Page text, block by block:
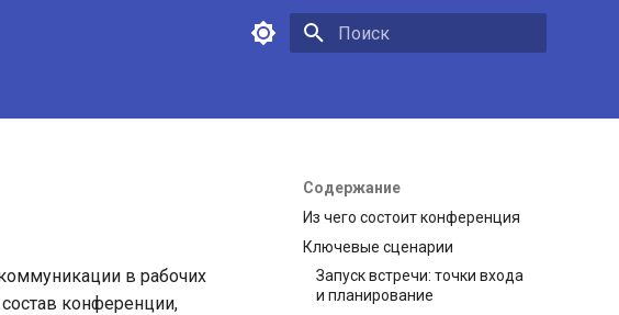
Содержание
Из чего состоит конференция
Ключевые сценарии
Запуск встречи: точки входа
и планирование
в рабочих
конференции,